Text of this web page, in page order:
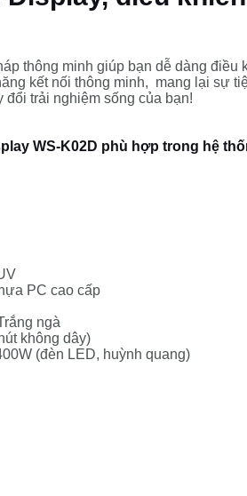
thông minh giúp bạn dễ dàng
kết nối thông minh, mang lại sự
đổi trải nghiệm sống của bạn!
PC cao cấp
ngà
không dây)
(đèn LED, huỳnh quang)